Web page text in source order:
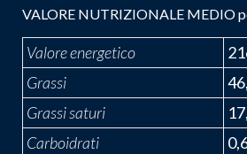
VALORE NUTRIZIONALE MEDIO
Valore energetico
Grassi
Grassi saturi
Carboidrati